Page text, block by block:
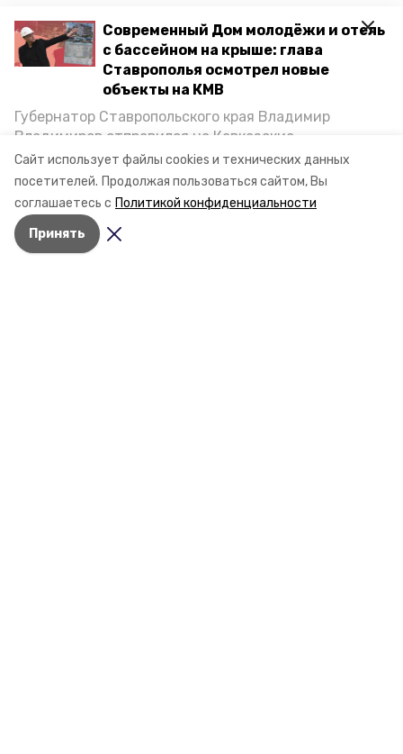
Сайт использует файлы cookies и технических данных
посетителей. Продолжая пользоваться сайтом, Вы
соглашаетесь с Политикой конфиденциальности
Принять
Современный Дом молодёжи и отель
с бассейном на крыше: глава
Ставрополья осмотрел новые
объекты на КМВ
Губернатор Ставропольского края Владимир
Владимиров отправился на Кавказские
Минеральные Воды, чтобы проинспектировать
строительство объектов в Кисловодске и
Минводах, а также выслушать предложения о
постройке новых точек притяжения для местных
жителей. Подробнее — в материале «Победы26».
Разделы